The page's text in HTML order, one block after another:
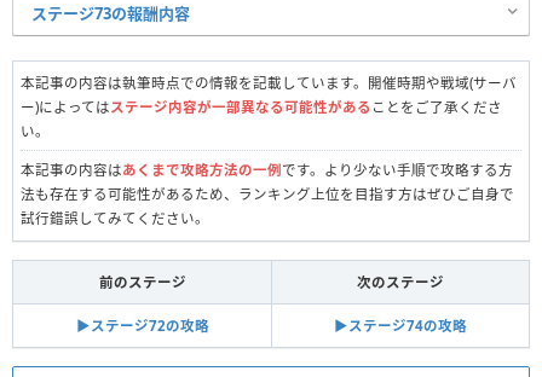
ステージ73の報酬内容
本記事の内容は執筆時点での情報を記載しています。開催時期や戦域(サーバ
ー)によっては ステージ内容が一部異なる可能性がある ことをご了承くださ
い。
本記事の内容はあくまで攻略方法の一例です。より少ない手順で攻略する方
法も存在する可能性があるため、ランキング上位を目指す方はぜひご自身で
試行錯誤してみてください。
前のステージ 次のステージ
▶︎ステージ72の攻略 ▶︎ステージ74の攻略